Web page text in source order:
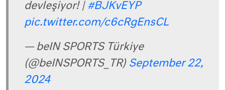
devleşiyor! | #BJKvEYP
pic.twitter.com/c6cRgEnsCL
— beIN SPORTS Türkiye
(@beINSPORTS_TR) September 22,
2024